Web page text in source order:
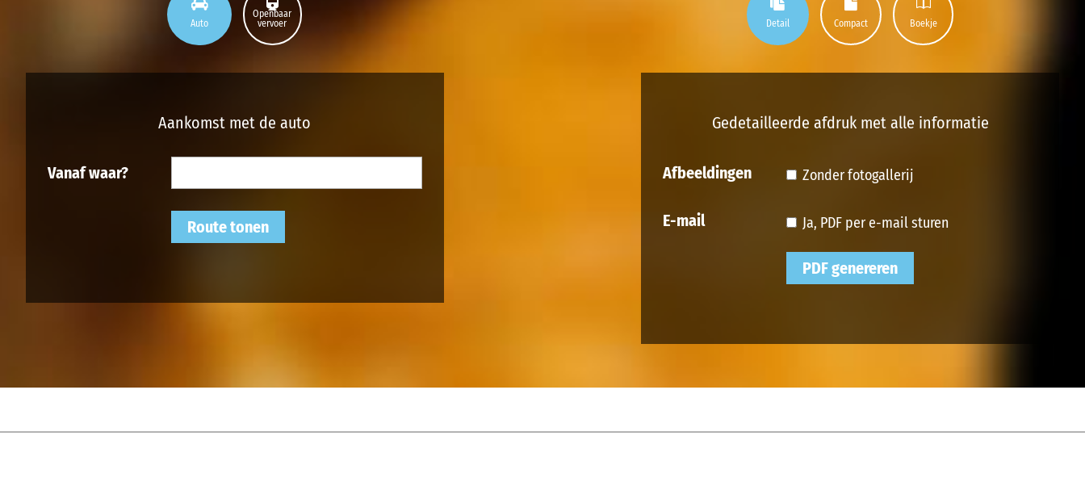
Auto
Openbaar
vervoer
Aankomst met de auto
Vanaf waar?
Route tonen
Detail Compact Boekje
Gedetailleerde afdruk met alle informatie
Afbeeldingen Zonder fotogallerij
E-mail Ja, PDF per e-mail sturen
PDF genereren